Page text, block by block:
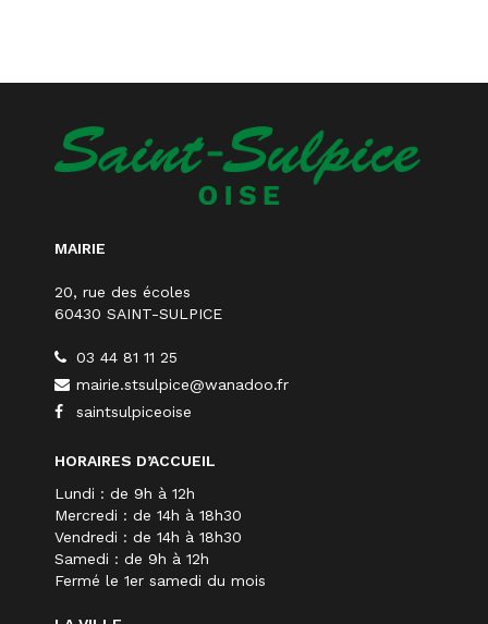
MAIRIE
20, rue des écoles
60430 SAINT-SULPICE
03 44 81 11 25
mairie.stsulpice@wanadoo.fr
saintsulpiceoise
HORAIRES D’ACCUEIL
Lundi : de 9h à 12h
Mercredi : de 14h à 18h30
Vendredi : de 14h à 18h30
Samedi : de 9h à 12h
Fermé le 1er samedi du mois